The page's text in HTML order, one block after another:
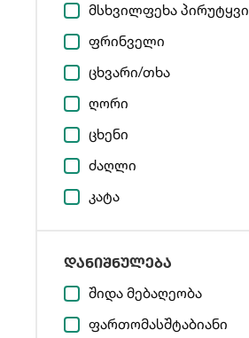
მსხვილფეხა პირუტყვი
ფრინველი
ცხვარი/თხა
ღორი
ცხენი
ძაღლი
კატა
დანიშნულება
შიდა მებაღეობა
ფართომასშტაბიანი